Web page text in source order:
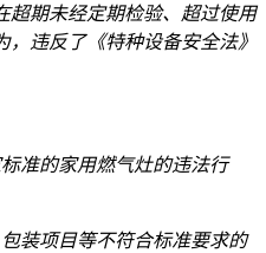
超期未经定期检验、超过使用
违反了《特种设备安全法》
准的家用燃气灶的违法行
装项目等不符合标准要求的